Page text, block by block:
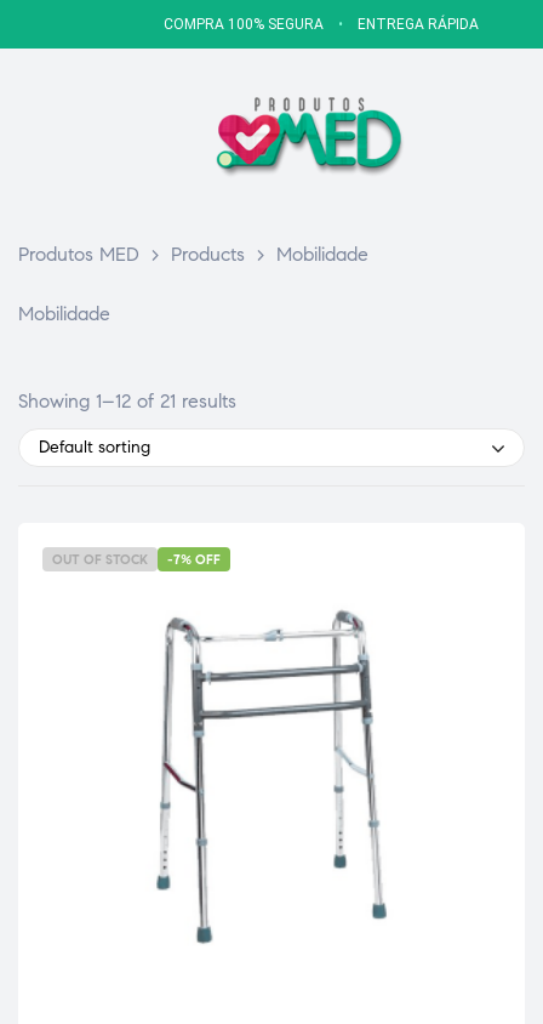
COMPRA 100% SEGURA • ENTREGA RÁPIDA
Produtos MED > Products > Mobilidade
Mobilidade
Showing 1–12 of 21 results
Default sorting
OUT OF STOCK -7% OFF